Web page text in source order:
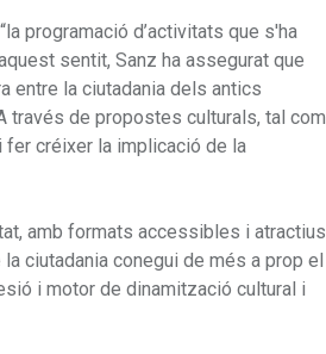
programació d’activitats que s'ha
sentit, Sanz ha assegurat que
entre la ciutadania dels antics
través de propostes culturals, tal com
créixer la implicació de la
amb formats accessibles i atractius
ciutadania conegui de més a prop el
i motor de dinamització cultural i